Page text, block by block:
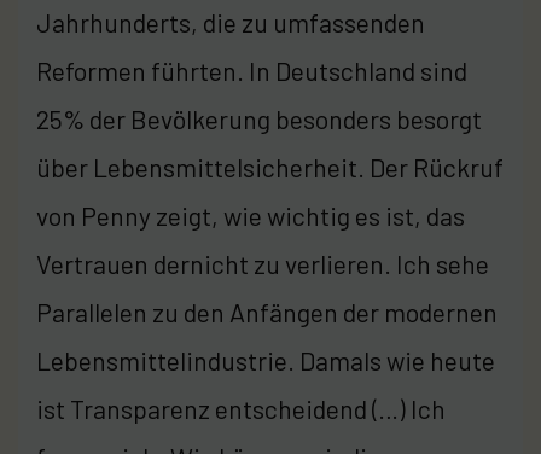
Jahrhunderts, die zu umfassenden
Reformen führten. In Deutschland sind
25% der Bevölkerung besonders besorgt
über Lebensmittelsicherheit. Der Rückruf
von Penny zeigt, wie wichtig es ist, das
Vertrauen dernicht zu verlieren. Ich sehe
Parallelen zu den Anfängen der modernen
Lebensmittelindustrie. Damals wie heute
ist Transparenz entscheidend (…) Ich